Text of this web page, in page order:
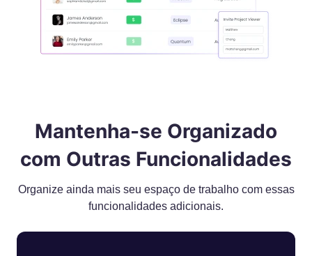
Mantenha-se Organizado
com Outras Funcionalidades
Organize ainda mais seu espaço de trabalho com essas
funcionalidades adicionais.